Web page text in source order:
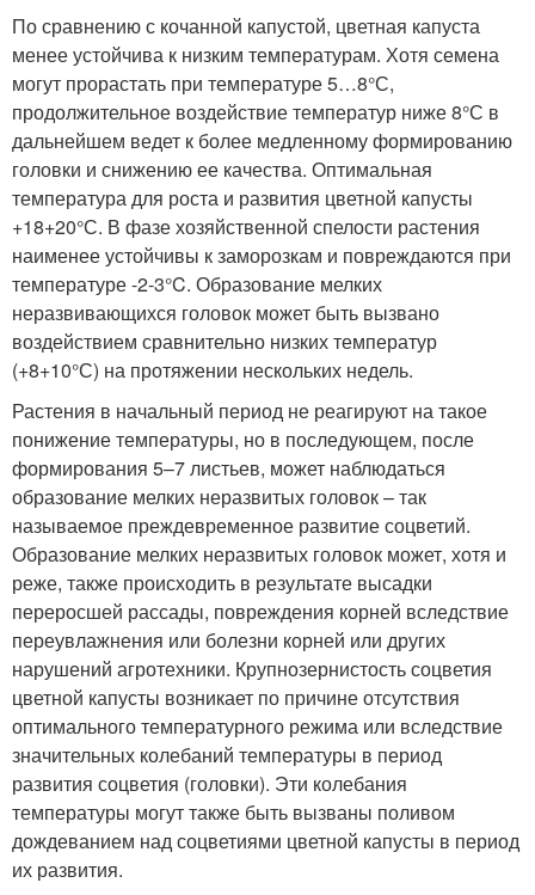
По сравнению с кочанной капустой, цветная капуста
менее устойчива к низким температурам. Хотя семена
могут прорастать при температуре 5…8°С,
продолжительное воздействие температур ниже 8°С в
дальнейшем ведет к более медленному формированию
головки и снижению ее качества. Оптимальная
температура для роста и развития цветной капусты
+18+20°С. В фазе хозяйственной спелости растения
наименее устойчивы к заморозкам и повреждаются при
температуре -2-3°C. Образование мелких
неразвивающихся головок может быть вызвано
воздействием сравнительно низких температур
(+8+10°С) на протяжении нескольких недель.
Растения в начальный период не реагируют на такое
понижение температуры, но в последующем, после
формирования 5–7 листьев, может наблюдаться
образование мелких неразвитых головок – так
называемое преждевременное развитие соцветий.
Образование мелких неразвитых головок может, хотя и
реже, также происходить в результате высадки
переросшей рассады, повреждения корней вследствие
переувлажнения или болезни корней или других
нарушений агротехники. Крупнозернистость соцветия
цветной капусты возникает по причине отсутствия
оптимального температурного режима или вследствие
значительных колебаний температуры в период
развития соцветия (головки). Эти колебания
температуры могут также быть вызваны поливом
дождеванием над соцветиями цветной капусты в период
их развития.